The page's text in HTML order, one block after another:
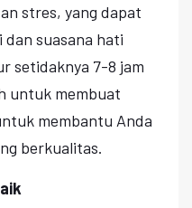
stres, yang dapat
suasana hati
setidaknya 7-8 jam
untuk membuat
membantu Anda
berkualitas.